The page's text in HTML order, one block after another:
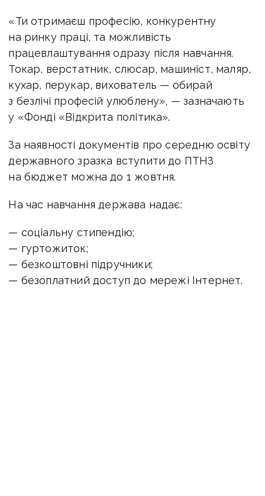
«Ти отримаєш професію, конкурентну
на ринку праці, та можливість
працевлаштування одразу після навчання.
Токар, верстатник, слюсар, машиніст, маляр,
кухар, перукар, вихователь — обирай
з безлічі професій улюблену», — зазначають
у «Фонді «Відкрита політика».
За наявності документів про середню освіту
державного зразка вступити до ПТНЗ
на бюджет можна до 1 жовтня.
На час навчання держава надає:
— соціальну стипендію;
— гуртожиток;
— безкоштовні підручники;
— безоплатний доступ до мережі Інтернет.